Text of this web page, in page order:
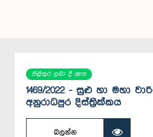
පිළිතුර ලබා දී ඇත
1469/2022 - සුළු හා මහා
අනුරාධපුර දිස්ත්‍රික්කය
බලන්න